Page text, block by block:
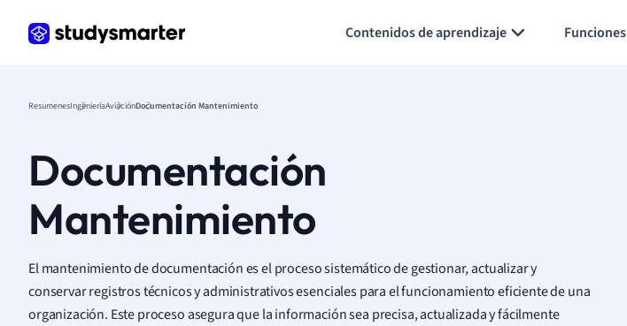
Contenidos de aprendizaje Funciones
ResumenesIngenieríaAviaciónDocumentación Mantenimiento
Documentación
Mantenimiento
El mantenimiento de documentación es el proceso sistemático de gestionar, actualizar y
conservar registros técnicos y administrativos esenciales para el funcionamiento eficiente de una
organización. Este proceso asegura que la información sea precisa, actualizada y fácilmente